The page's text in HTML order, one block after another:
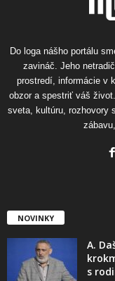
Do loga nášho portálu
zavináč. Jeho
prostredí, informácie v
obzor a spestriť váš
sveta, kultúru, rozhovory
NOVINKY
A.
s